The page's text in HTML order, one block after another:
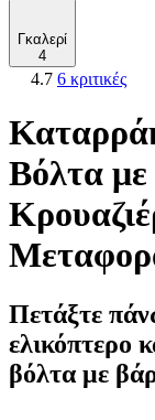
Γκαλερί
4
4.7 6 κριτικές
Βόλτα με
Πετάξτε
ελικόπτερο
βόλτα με